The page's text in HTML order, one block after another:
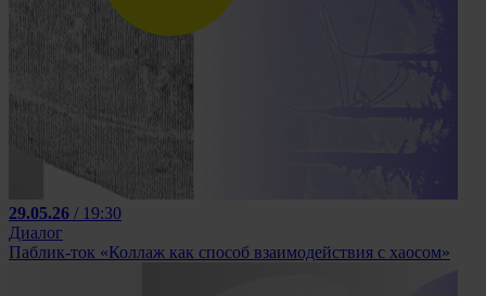
29.05.26 / 19:30
Диалог
Паблик-ток «Коллаж как способ взаимодействия с хаосом»